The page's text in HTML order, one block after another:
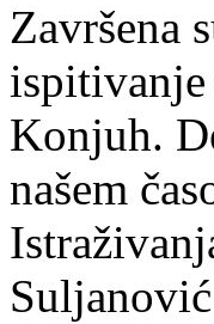
Završena
Konjuh.
našem